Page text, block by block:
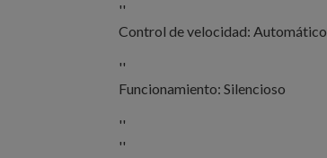
''
Control de velocidad: Automático
''
Funcionamiento: Silencioso
''
''